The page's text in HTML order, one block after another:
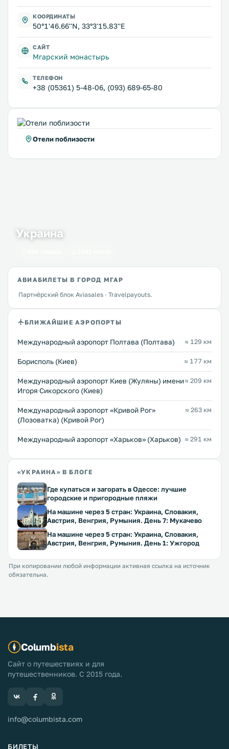
КООРДИНАТЫ
50°1'46.66''N, 33°3'15.83''E
САЙТ
Мгарский монастырь
ТЕЛЕФОН
+38 (05361) 5-48-06, (093) 689-65-80
Отели поблизости
Украина
АВИАБИЛЕТЫ В ГОРОД МГАР
Партнёрский блок Aviasales · Travelpayouts.
БЛИЖАЙШИЕ АЭРОПОРТЫ
Международный аэропорт Полтава (Полтава) ≈ 129 км
Борисполь (Киев) ≈ 177 км
Международный аэропорт Киев (Жуляны) имени
Игоря Сикорского (Киев)
≈ 209 км
Международный аэропорт «Кривой Рог»
(Лозоватка) (Кривой Рог)
≈ 263 км
Международный аэропорт «Харьков» (Харьков) ≈ 291 км
«УКРАИНА» В БЛОГЕ
Где купаться и загорать в Одессе: лучшие
городские и пригородные пляжи
На машине через 5 стран: Украина, Словакия,
Австрия, Венгрия, Румыния. День 7: Мукачево
На машине через 5 стран: Украина, Словакия,
Австрия, Венгрия, Румыния. День 1: Ужгород
При копировании любой информации активная ссылка на источник
обязательна.
Columbista
Сайт о путешествиях и для
путешественников. С 2015 года.
info@columbista.com
БИЛЕТЫ